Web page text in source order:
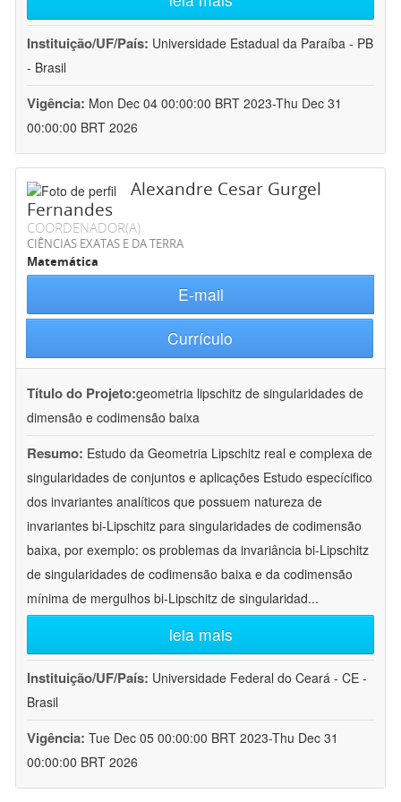
Instituição/UF/País: Universidade Estadual da Paraíba - PB
- Brasil
Vigência: Mon Dec 04 00:00:00 BRT 2023-Thu Dec 31
00:00:00 BRT 2026
Alexandre Cesar Gurgel
Fernandes
COORDENADOR(A)
CIÊNCIAS EXATAS E DA TERRA
Matemática
E-mail
Currículo
Título do Projeto:geometria lipschitz de singularidades de
dimensão e codimensão baixa
Resumo: Estudo da Geometria Lipschitz real e complexa de
singularidades de conjuntos e aplicações Estudo especícifico
dos invariantes analíticos que possuem natureza de
invariantes bi-Lipschitz para singularidades de codimensão
baixa, por exemplo: os problemas da invariância bi-Lipschitz
de singularidades de codimensão baixa e da codimensão
mínima de mergulhos bi-Lipschitz de singularidad...
leia mais
Instituição/UF/País: Universidade Federal do Ceará - CE -
Brasil
Vigência: Tue Dec 05 00:00:00 BRT 2023-Thu Dec 31
00:00:00 BRT 2026